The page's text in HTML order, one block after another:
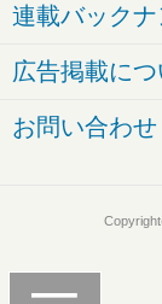
連載バック
広告掲載につ
お問い合わせ